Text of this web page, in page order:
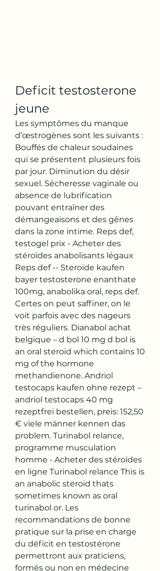
Deficit testosterone
jeune
Les symptômes du manque
d’œstrogènes sont les suivants :
Bouffés de chaleur soudaines
qui se présentent plusieurs fois
par jour. Diminution du désir
sexuel. Sécheresse vaginale ou
absence de lubrification
pouvant entraîner des
démangeaisons et des gênes
dans la zone intime. Reps def,
testogel prix - Acheter des
stéroïdes anabolisants légaux
Reps def -- Steroide kaufen
bayer testosterone enanthate
100mg, anabolika oral, reps def.
Certes on peut saffiner, on le
voit parfois avec des nageurs
très réguliers. Dianabol achat
belgique – d bol 10 mg d bol is
an oral steroid which contains 10
mg of the hormone
methandienone. Andriol
testocaps kaufen ohne rezept –
andriol testocaps 40 mg
rezeptfrei bestellen, preis: 152,50
€ viele männer kennen das
problem. Turinabol relance,
programme musculation
homme - Acheter des stéroïdes
en ligne Turinabol relance This is
an anabolic steroid thats
sometimes known as oral
turinabol or. Les
recommandations de bonne
pratique sur la prise en charge
du déficit en testostérone
permettront aux praticiens,
formés ou non en médecine